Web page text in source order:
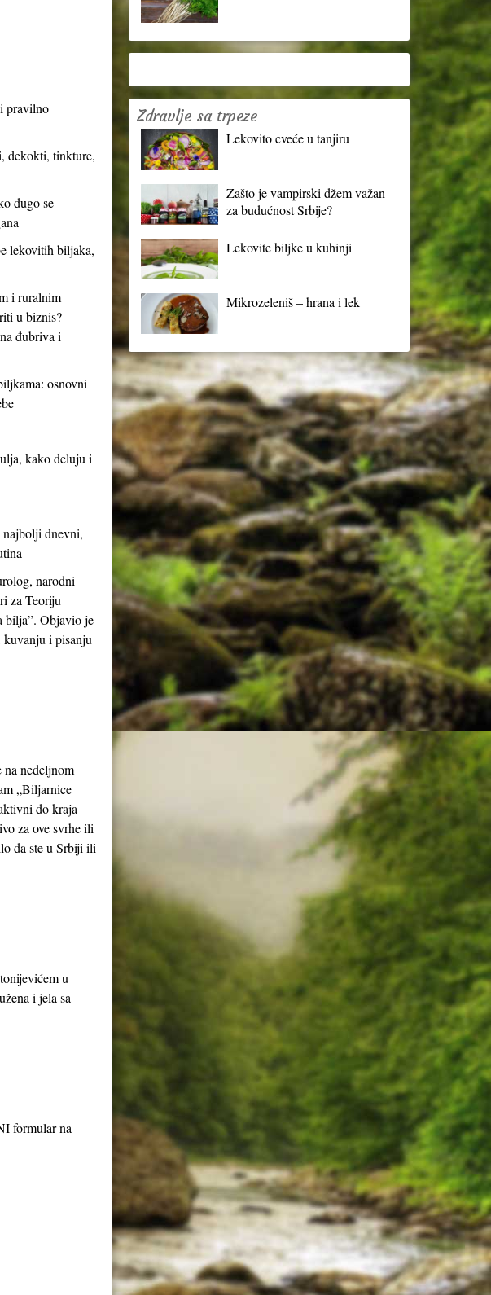
pravilno
dekokti, tinkture,
dugo se
lekovitih biljaka,
i ruralnim
u biznis?
đubriva i
osnovni
kako deluju i
dnevni,
narodni
za Teoriju
bilja”. Objavio je
kuvanju i pisanju
na nedeljnom
„Biljarnice
do kraja
za ove svrhe ili
da ste u Srbiji ili
u
i jela sa
formular na
Zdravlje sa trpeze
Lekovito cveće u tanjiru
Zašto je vampirski džem važan
za budućnost Srbije?
Lekovite biljke u kuhinji
Mikrozeleniš – hrana i lek